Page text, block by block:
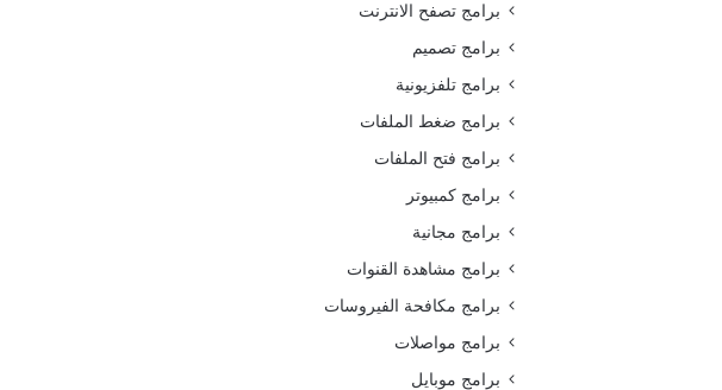
برامج تصفح الانترنت
برامج تصميم
برامج تلفزيونية
برامج ضغط الملفات
برامج فتح الملفات
برامج كمبيوتر
برامج مجانية
برامج مشاهدة القنوات
برامج مكافحة الفيروسات
برامج مواصلات
برامج موبايل